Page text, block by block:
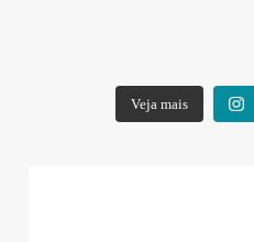
Veja mais